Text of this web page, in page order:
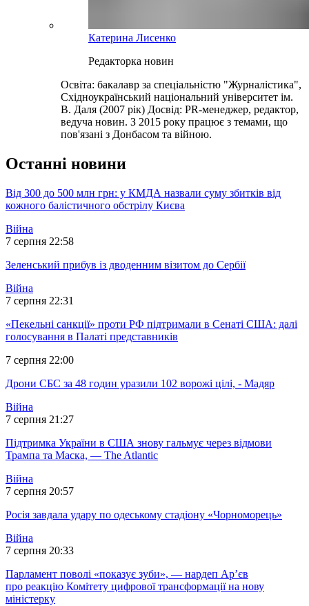
Катерина Лисенко
Редакторка новин
Освіта: бакалавр за спеціальністю "Журналістика",
Східноукраїнський національний університет ім.
В. Даля (2007 рік) Досвід: PR-менеджер, редактор,
ведуча новин. З 2015 року працює з темами, що
пов'язані з Донбасом та війною.
Останні новини
Від 300 до 500 млн грн: у КМДА назвали суму збитків від
кожного балістичного обстрілу Києва
Війна
7 серпня 22:58
Зеленський прибув із дводенним візитом до Сербії
Війна
7 серпня 22:31
«Пекельні санкції» проти РФ підтримали в Сенаті США: далі
голосування в Палаті представників
7 серпня 22:00
Дрони СБС за 48 годин уразили 102 ворожі цілі, - Мадяр
Війна
7 серпня 21:27
Підтримка України в США знову гальмує через відмови
Трампа та Маска, — The Atlantic
Війна
7 серпня 20:57
Росія завдала удару по одеському стадіону «Чорноморець»
Війна
7 серпня 20:33
Парламент поволі «показує зуби», — нардеп Ар’єв
про реакцію Комітету цифрової трансформації на нову
міністерку